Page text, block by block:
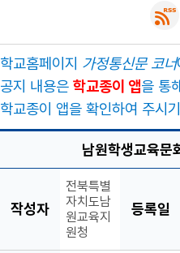
학교홈페이지 가정통신문 코너
공지 내용은 학교종이 앱을 통
학교종이 앱을 확인하여 주시
남원학생교육문
작성자
전북특별
자치도남
원교육지
원청
등록일